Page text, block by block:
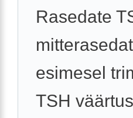
Rasedate
esimesel
TSH